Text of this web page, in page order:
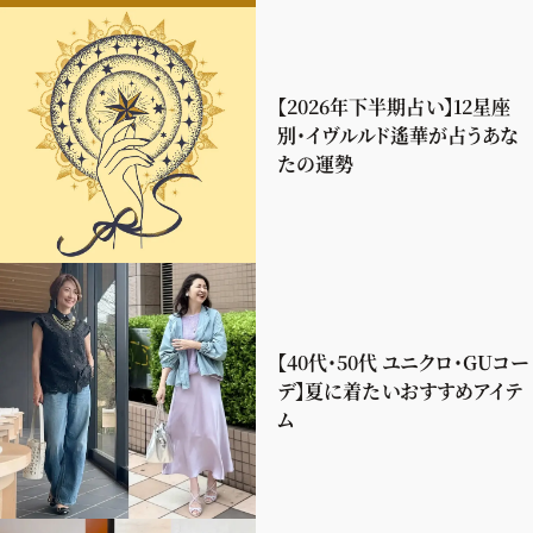
【2026年下半期占い】12星座
別・イヴルルド遙華が占うあな
たの運勢
【40代・50代 ユニクロ・GUコー
デ】夏に着たいおすすめアイテ
ム